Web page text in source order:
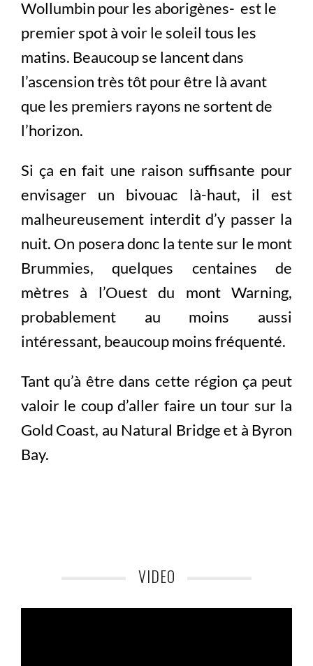
Wollumbin pour les aborigènes- est le
premier spot à voir le soleil tous les
matins. Beaucoup se lancent dans
l’ascension très tôt pour être là avant
que les premiers rayons ne sortent de
l’horizon.
Si ça en fait une raison suffisante pour
envisager un bivouac là-haut, il est
malheureusement interdit d’y passer la
nuit. On posera donc la tente sur le mont
Brummies, quelques centaines de
mètres à l’Ouest du mont Warning,
probablement au moins aussi
intéressant, beaucoup moins fréquenté.
Tant qu’à être dans cette région ça peut
valoir le coup d’aller faire un tour sur la
Gold Coast, au Natural Bridge et à Byron
Bay.
VIDEO